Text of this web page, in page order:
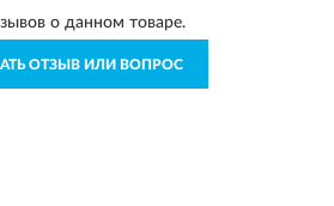
о данном товаре.
ОТЗЫВ ИЛИ ВОПРОС